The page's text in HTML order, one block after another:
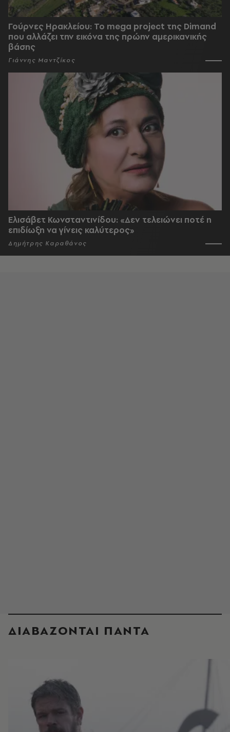
Γούρνες Ηρακλείου: To mega project της Dimand
που αλλάζει την εικόνα της πρώην αμερικανικής
βάσης
Γιάννης Μαντζίκος
Ελισάβετ Κωνσταντινίδου: «Δεν τελειώνει ποτέ η
επιδίωξη να γίνεις καλύτερος»
Δημήτρης Καραθάνος
ΔΙΑΒΑΖΟΝΤΑΙ ΠΑΝΤΑ